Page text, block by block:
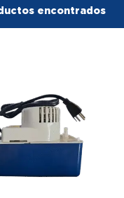
encontrados